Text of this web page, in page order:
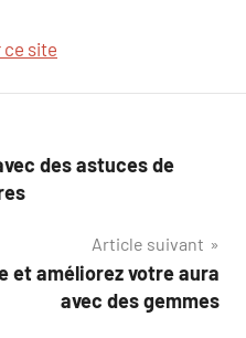
ce site
des astuces de
Article suivant
et améliorez votre aura
avec des gemmes